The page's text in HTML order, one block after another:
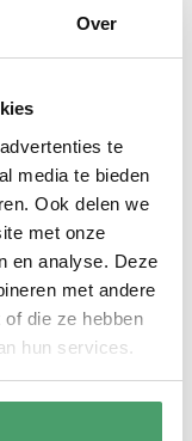
Over
te
media te bieden
Ook delen we
met onze
en analyse. Deze
met andere
die ze hebben
hun services.
zorgvuldig
karton en
bestelling
.